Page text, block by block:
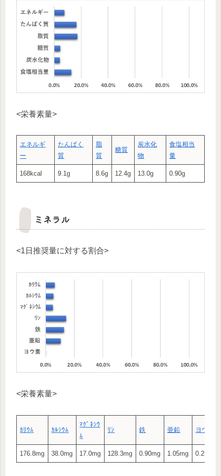
<栄養素量>
エネルギ
ー
たんぱく
質
脂
質
糖質
炭水化
物
食塩相当
量
168kcal 9.1g 8.6g 12.4g 13.0g 0.90g
ミネラル
<1日推奨量に対する割合>
<栄養素量>
ｶﾘｳﾑ ｶﾙｼｳﾑ
ﾏｸﾞﾈｼｳ
ﾑ
ﾘﾝ 鉄 亜鉛 ヨウ素
176.8mg 38.0mg 17.0mg 128.3mg 0.90mg 1.05mg 0.25μg